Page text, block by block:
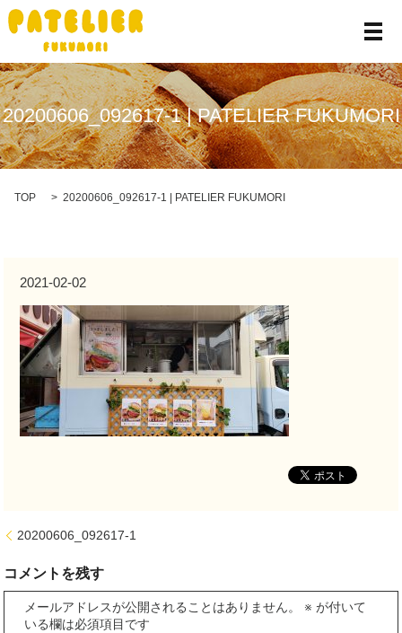
メ
20200606_092617-1 | PATELIER FUKUMORI
TOP 20200606_092617-1 | PATELIER FUKUMORI
2021-02-02
20200606_092617-1
コメントを残す
メールアドレスが公開されることはありません。 ※ が付いて
いる欄は必須項目です